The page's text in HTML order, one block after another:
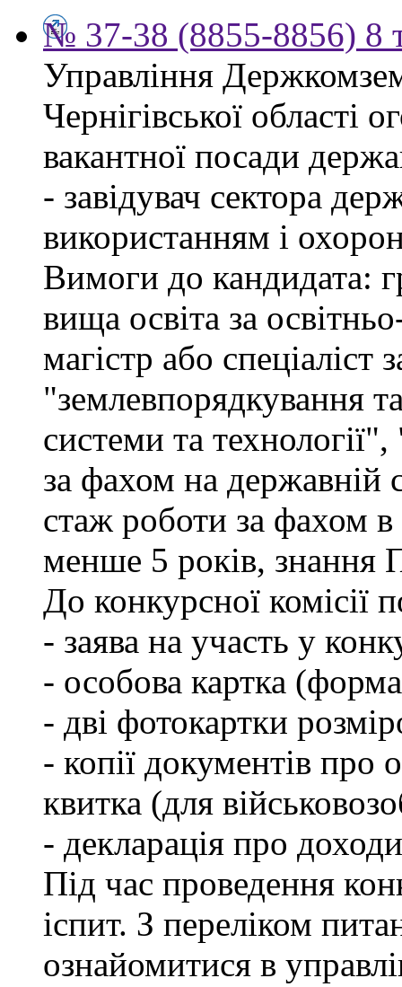
№ 37-38 (8855-8856) 8
Управління
Чернігівської області
вакантної посади
- завідувач сектора
використанням і
Вимоги до кандидата:
вища освіта за
магістр або спеціаліст
"землевпорядкування
системи та
за фахом на державній
стаж роботи за фахом
менше 5 років, знання
До конкурсної комісії
- заява на участь у
- особова картка
- дві фотокартки
- копії документів про
квитка (для
- декларація про
Під час проведення
іспит. З переліком
ознайомитися в